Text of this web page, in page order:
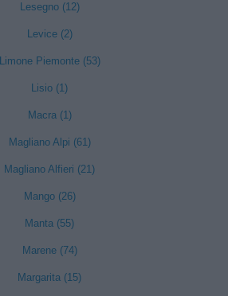
Lesegno (12)
Levice (2)
Limone Piemonte (53)
Lisio (1)
Macra (1)
Magliano Alpi (61)
Magliano Alfieri (21)
Mango (26)
Manta (55)
Marene (74)
Margarita (15)